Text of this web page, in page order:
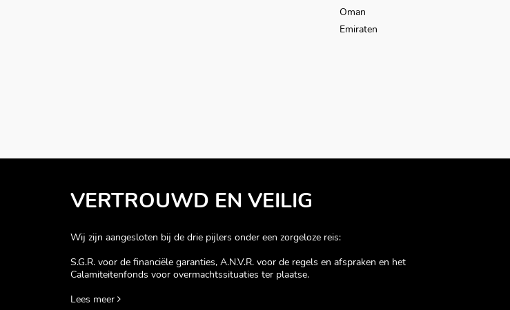
Oman
Emiraten
VERTROUWD EN VEILIG
Wij zijn aangesloten bij de drie pijlers onder een zorgeloze reis:
S.G.R. voor de financiële garanties, A.N.V.R. voor de regels en afspraken en het
Calamiteitenfonds voor overmachtssituaties ter plaatse.
Lees meer